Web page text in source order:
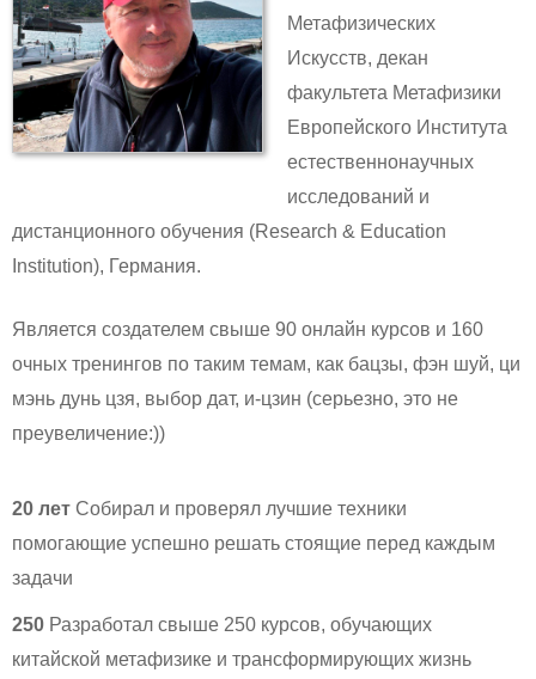
Метафизических
Искусств, декан
факультета Метафизики
Европейского Института
естественнонаучных
исследований и
дистанционного обучения (Research & Education
Institution), Германия.
Является создателем свыше 90 онлайн курсов и 160
очных тренингов по таким темам, как бацзы, фэн шуй, ци
мэнь дунь цзя, выбор дат, и-цзин (серьезно, это не
преувеличение:))
20 лет Собирал и проверял лучшие техники
помогающие успешно решать стоящие перед каждым
задачи
250 Разработал свыше 250 курсов, обучающих
китайской метафизике и трансформирующих жизнь